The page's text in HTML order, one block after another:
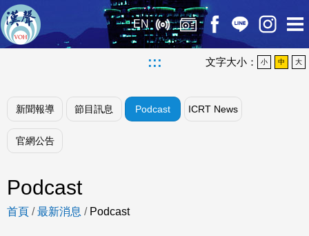
EN
::: 文字大小： 小 中 大
新聞報導 節目訊息 Podcast ICRT News
官網公告
Podcast
首頁 /最新消息 / Podcast